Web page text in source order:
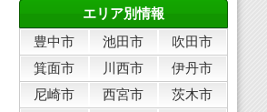
エリア別情報
豊中市
池田市
吹田市
箕面市
川西市
伊丹市
尼崎市
西宮市
茨木市